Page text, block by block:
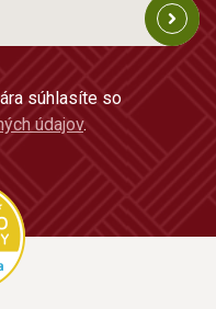
súhlasíte so
údajov.